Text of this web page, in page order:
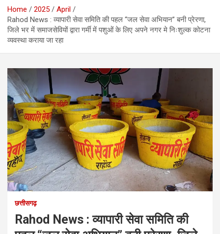
Home 2025
April
Rahod News : व्यापारी सेवा समिति की पहल “जल सेवा अभियान” बनी प्रेरणा,
जिले भर में समाजसेवियों द्वारा गर्मी में पशुओं के लिए अपने नगर मे निःशुल्क कोटना
व्यवस्था कराया जा रहा
छत्तीसगढ़
Rahod News : व्यापारी सेवा समिति की